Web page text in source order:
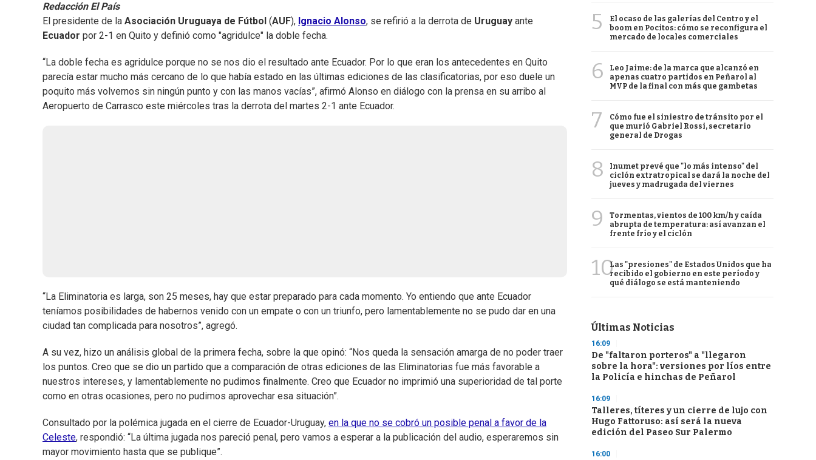
Redacción El País
El presidente de la Asociación Uruguaya de Fútbol (AUF), Ignacio Alonso, se refirió a la derrota de Uruguay ante
Ecuador por 2-1 en Quito y definió como "agridulce" la doble fecha.
“La doble fecha es agridulce porque no se nos dio el resultado ante Ecuador. Por lo que eran los antecedentes en Quito
parecía estar mucho más cercano de lo que había estado en las últimas ediciones de las clasificatorias, por eso duele un
poquito más volvernos sin ningún punto y con las manos vacías”, afirmó Alonso en diálogo con la prensa en su arribo al
Aeropuerto de Carrasco este miércoles tras la derrota del martes 2-1 ante Ecuador.
“La Eliminatoria es larga, son 25 meses, hay que estar preparado para cada momento. Yo entiendo que ante Ecuador
teníamos posibilidades de habernos venido con un empate o con un triunfo, pero lamentablemente no se pudo dar en una
ciudad tan complicada para nosotros”, agregó.
A su vez, hizo un análisis global de la primera fecha, sobre la que opinó: “Nos queda la sensación amarga de no poder traer
los puntos. Creo que se dio un partido que a comparación de otras ediciones de las Eliminatorias fue más favorable a
nuestros intereses, y lamentablemente no pudimos finalmente. Creo que Ecuador no imprimió una superioridad de tal porte
como en otras ocasiones, pero no pudimos aprovechar esa situación”.
Consultado por la polémica jugada en el cierre de Ecuador-Uruguay, en la que no se cobró un posible penal a favor de la
Celeste, respondió: “La última jugada nos pareció penal, pero vamos a esperar a la publicación del audio, esperaremos sin
mayor movimiento hasta que se publique”.
5
El ocaso de las galerías del Centro y el
boom en Pocitos: cómo se reconfigura el
mercado de locales comerciales
6
Leo Jaime: de la marca que alcanzó en
apenas cuatro partidos en Peñarol al
MVP de la final con más que gambetas
7
Cómo fue el siniestro de tránsito por el
que murió Gabriel Rossi, secretario
general de Drogas
8
Inumet prevé que "lo más intenso" del
ciclón extratropical se dará la noche del
jueves y madrugada del viernes
9
Tormentas, vientos de 100 km/h y caída
abrupta de temperatura: así avanzan el
frente frío y el ciclón
10Las "presiones" de Estados Unidos que ha
recibido el gobierno en este período y
qué diálogo se está manteniendo
Últimas Noticias
16:09
De "faltaron porteros" a "llegaron
sobre la hora": versiones por líos entre
la Policía e hinchas de Peñarol
16:09
Talleres, títeres y un cierre de lujo con
Hugo Fattoruso: así será la nueva
edición del Paseo Sur Palermo
16:00